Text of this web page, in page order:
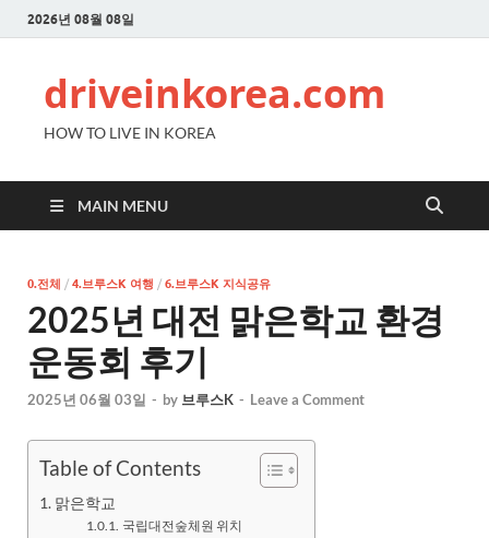
2026년 08월 08일
driveinkorea.com
HOW TO LIVE IN KOREA
MAIN MENU
0.전체 / 4.브루스K 여행 / 6.브루스K 지식공유
2025년 대전 맑은학교 환경
운동회 후기
2025년 06월 03일 - by 브루스K - Leave a Comment
Table of Contents
맑은학교
국립대전숲체원 위치